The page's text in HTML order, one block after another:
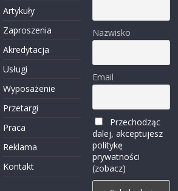
Artykuły
Zaproszenia
Akredytacja
Usługi
Wyposażenie
Przetargi
Praca
Reklama
Kontakt
Nazwisko
Email
Przechodząc
dalej, akceptujesz
politykę
prywatności
(zobacz)